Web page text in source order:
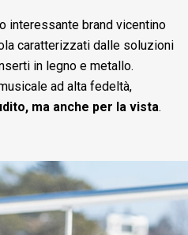
interessante brand vicentino
caratterizzati dalle soluzioni
in legno e metallo.
ad alta fedeltà,
ma anche per la vista.